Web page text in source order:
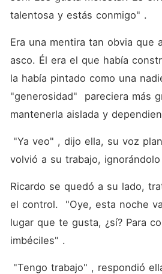
talentosa y estás conmigo" .
Era una mentira tan obvia que
asco. Él era el que había
la había pintado como una
"generosidad"  pareciera más
mantenerla aislada y
volvió a su trabajo,
Ricardo se quedó a su lado,
el control.  "Oye, esta noche
lugar que te gusta, ¿sí? Para
imbéciles" .
"Tengo trabajo" , respondió